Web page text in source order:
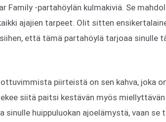
Family -partahöylän kulmakiviä. Se
ajajien tarpeet. Olit sitten
että tämä partahöylä tarjoaa sinulle
piirteistä on sen kahva, joka
siitä paitsi kestävän myös
sinulle huippuluokan ajoelämystä, vaan se